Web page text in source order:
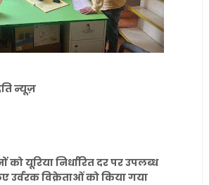
न्यूज़
यूरिया निर्धारित दर पर उपलब्ध
उर्वरक विक्रेताओं को किया गया